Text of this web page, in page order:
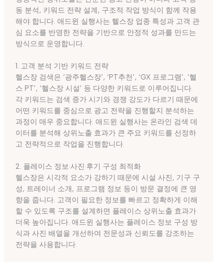
동 분석, 키워드 전략 설계, 구조적 작업 방식이 함께 작용
해야 합니다. 애드윈 실행사는 헬스장 업종 특성과 고객 관
심 요소를 반영한 전략을 기반으로 안정적 성과를 만드는
방식으로 운영합니다.
1. 고객 분석 기반 키워드 전략
헬스장 검색은 ‘광주헬스장’, ‘PT추천’, ‘GX 프로그램’, ‘헬
스 PT’, ‘헬스장 시설’ 등 다양한 키워드로 이루어집니다.
각 키워드는 검색 증가 시기와 경쟁 강도가 다르기 때문에
어떤 키워드를 중심으로 광고 전략을 진행할지 분석하는
과정이 매우 중요합니다. 애드윈 실행사는 온라인 검색 데
이터를 분석해 상위노출 효과가 큰 주요 키워드를 선정하
고 전략적으로 작업을 진행합니다.
2. 플레이스 정보·사진·후기 구성 최적화
헬스장은 시각적 요소가 강하기 때문에 시설 사진, 기구 구
성, 트레이너 소개, 프로그램 정보 등이 방문 결정에 큰 영
향을 줍니다. 고객이 필요한 정보를 빠르고 정확하게 이해
할 수 있도록 구조를 설계하면 플레이스 상위노출 효과가
더욱 높아집니다. 애드윈 실행사는 플레이스 정보 구성 방
식과 사진 배열을 개선하여 전문성과 신뢰도를 강조하는
전략을 사용합니다.